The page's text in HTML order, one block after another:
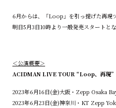
6月からは、「Loop」を引っ提げた再現
明日5月3日10時より一般発売スタートと
＜公演概要＞
ACIDMAN LIVE TOUR “Loop、再現”
2023年6月16日(金)大阪・Zepp Osaka
2023年6月23日(金)神奈川・KT Zepp